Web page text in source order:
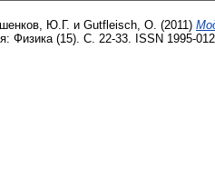
Ю.Г. и Gutfleisch, О. (2011)
Физика (15). С. 22-33. ISSN 1995-